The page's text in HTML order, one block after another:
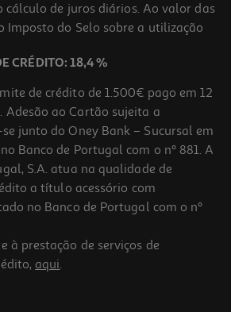
cálculo de juros diários. Ao valor das
Imposto do Selo sobre a utilização
CRÉDITO: 18,4 %
de crédito de 1.500€ pago em 12
Adesão ao Cartão sujeita a
junto do Oney Bank – Sucursal em
Banco de Portugal com o nº 881. A
S.A. atua na qualidade de
a título acessório com
no Banco de Portugal com o nº
à prestação de serviços de
aqui.